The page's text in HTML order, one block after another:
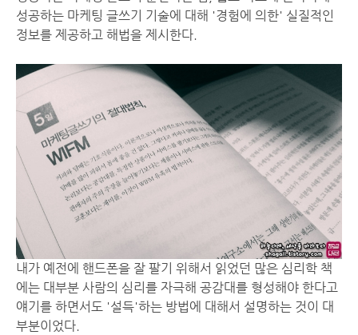
성공하는 마케팅 글쓰기 기술에 대해 '경험에 의한' 실질적인
정보를 제공하고 해법을 제시한다.
내가 예전에 핸드폰을 잘 팔기 위해서 읽었던 많은 심리학 책
에는 대부분 사람의 심리를 자극해 공감대를 형성해야 한다고
얘기를 하면서도 '설득'하는 방법에 대해서 설명하는 것이 대
부분이었다.